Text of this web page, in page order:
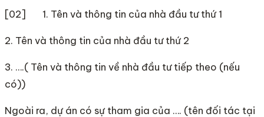
[02] 1. Tên và thông tin của nhà đầu tư thứ 1
2. Tên và thông tin của nhà đầu tư thứ 2
3. ….( Tên và thông tin về nhà đầu tư tiếp theo (nếu
có))
Ngoài ra, dự án có sự tham gia của …. (tên đối tác tại